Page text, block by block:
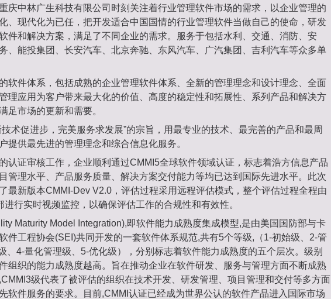
庆中林广生科技有限公司时刻关注着行业管理软件市场的需求，以企业管理的
、现代化为已任，把开发适合中国国情的行业管理软件当做自己的使命，研发
件和解决方案，满足了不同企业的需求。服务于包括水利、交通、消防、安
、能投集团、长安汽车、北京奔驰、东风汽车、广汽集团、吉利汽车等众多单
软件体系，包括成熟的企业管理软件体系、全新的管理理念和设计理念、全面
理应用为客户带来最大化的价值、高度的稳定性和拓展性、系列产品和解决方
足市场的更新和需要。
技术促进步，完美服务求发展”的宗旨，用最专业的技术、最完善的产品和最周
提供最先进的管理理念和综合信息化服务。
认证审核工作，企业顺利通过CMMI5全球软件领域认证，标志着浩方信息产品
管理水平、产品服务质量、解决方案交付能力等均已达到国际先进水平。此次
最新版本CMMI-Dev V2.0，评估过程采用远程评估模式，整个评估过程全程由
进行实时视频监控，以确保评估工作的合规性和有效性。
Maturity Model Integration),即软件能力成熟度集成模型,是由美国国防部与卡
件工程协会(SEI)共同开发的一套软件体系规范,共有5个等级,（1-初始级、2-管
、4-量化管理级、5-优化级），分别标志着软件能力成熟度的五个层次。级别
组织的能力成熟度越高。旨在推动企业在软件研发、服务与管理方面不断成熟
级代表了被评估的组织在技术开发、研发管理、项目管理和交付等多方面
软件服务的要求。目前,CMMI认证已经成为世界公认的软件产品进入国际市场